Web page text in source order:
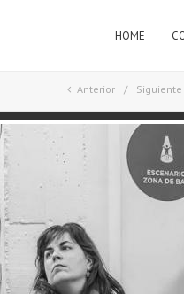
HOME
Anterior Siguiente